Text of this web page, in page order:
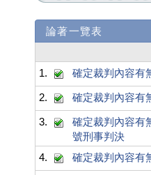
論著一覽表
1.
確定裁判內容有
2. 確定裁判內容有
3.
確定裁判內容有
號刑事判決
4.
確定裁判內容有